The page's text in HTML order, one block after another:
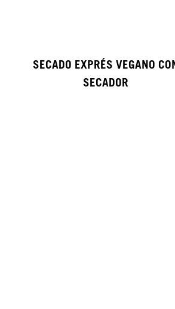
SECADO EXPRÉS VEGANO
SECADOR